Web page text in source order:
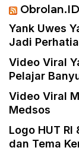
Obrolan.ID
Yank Uwes
Jadi
Video Viral
Pelajar
Video Viral
Medsos
Logo HUT
dan Tema